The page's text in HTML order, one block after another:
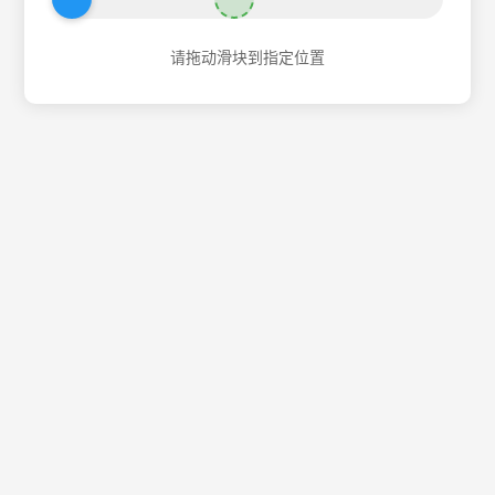
请拖动滑块到指定位置